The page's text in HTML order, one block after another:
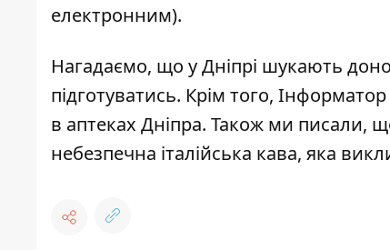
електронним).
Нагадаємо, що у Дніпрі шукають
підготуватись. Крім того,
в аптеках Дніпра. Також ми писали,
небезпечна італійська кава, яка